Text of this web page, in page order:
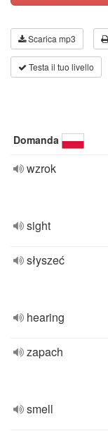
Scarica mp3
Testa il tuo livello
Domanda
wzrok
sight
słyszeć
hearing
zapach
smell